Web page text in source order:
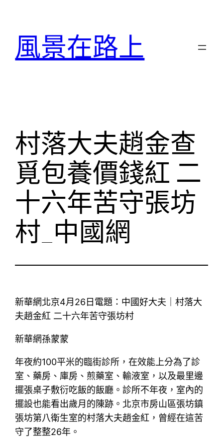
風景在路上
村落大夫趙金查
覓包養價錢紅 二
十六年苦守張坊
村_中國網
新華網北京4月26日電題：中國好大夫｜村落大
夫趙金紅 二十六年苦守張坊村
新華網孫蒙蒙
年夜約100平米的臨街診所，在效能上分為了診
室、藥房、庫房、煎藥室、輸液室，以及最里邊
擺張桌子敷衍吃飯的飯廳。診所不年夜，室內的
擺設也能看出歲月的陳跡。北京市房山區張坊鎮
張坊第八衛生室的村落大夫趙金紅，曾經在這苦
守了整整26年。